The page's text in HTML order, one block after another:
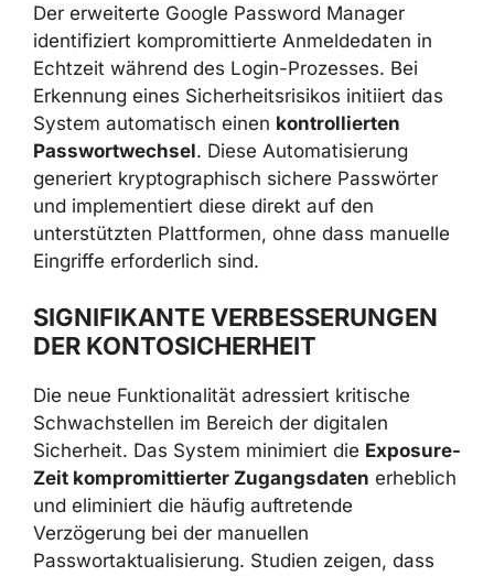
Der erweiterte Google Password Manager
identifiziert kompromittierte Anmeldedaten in
Echtzeit während des Login-Prozesses. Bei
Erkennung eines Sicherheitsrisikos initiiert das
System automatisch einen kontrollierten
Passwortwechsel. Diese Automatisierung
generiert kryptographisch sichere Passwörter
und implementiert diese direkt auf den
unterstützten Plattformen, ohne dass manuelle
Eingriffe erforderlich sind.
SIGNIFIKANTE VERBESSERUNGEN
DER KONTOSICHERHEIT
Die neue Funktionalität adressiert kritische
Schwachstellen im Bereich der digitalen
Sicherheit. Das System minimiert die Exposure-
Zeit kompromittierter Zugangsdaten erheblich
und eliminiert die häufig auftretende
Verzögerung bei der manuellen
Passwortaktualisierung. Studien zeigen, dass